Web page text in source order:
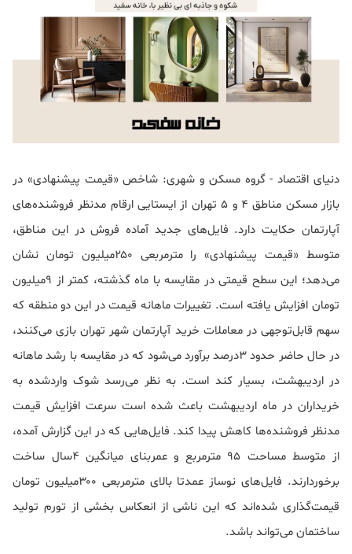
دنیای‌ اقتصاد - گروه مسکن و شهری: شاخص «قیمت پیشنهادی» در
بازار مسکن مناطق ۴ و ۵ تهران از ایستایی ارقام مدنظر فروشنده‌های
آپارتمان حکایت دارد. فایل‌های جدید آماده فروش در این مناطق،
متوسط «قیمت پیشنهادی» را مترمربعی ۲۵۰‌میلیون تومان نشان
می‌دهد؛ این سطح قیمتی در مقایسه با ماه گذشته، کمتر از ۹‌میلیون
تومان افزایش یافته است. تغییرات ماهانه قیمت در این دو منطقه که
سهم قابل‌توجهی در معاملات خرید آپارتمان شهر تهران بازی می‌کنند،
در حال حاضر حدود ۳درصد برآورد می‌شود که در مقایسه با رشد ماهانه
در اردیبهشت، بسیار کند است. به نظر می‌رسد شوک واردشده به
خریداران در ماه اردیبهشت باعث شده است سرعت افزایش قیمت
مدنظر فروشنده‌ها کاهش پیدا کند. فایل‌هایی که در این گزارش آمده،
از متوسط مساحت ۹۵ مترمربع و عمربنای میانگین ۴سال ساخت
برخوردارند. فایل‌های نوساز عمدتا بالای مترمربعی ۳۰۰‌میلیون تومان
قیمت‌گذاری شده‌اند که این ناشی از انعکاس بخشی از تورم تولید
ساختمان می‌تواند باشد.